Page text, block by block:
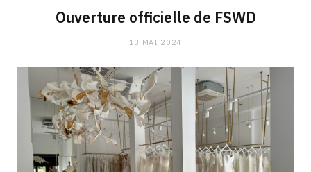
Ouverture officielle de FSWD
13 MAI 2024